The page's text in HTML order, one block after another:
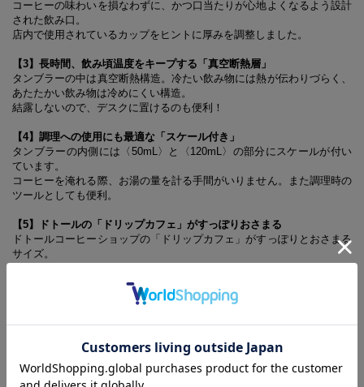
コーヒーの味わいを損なわずに、かつ口当たりが心地よくなるよう設計
された飲み口。
店内で使用されているカップをヒントに厚みを調整しました。
【3】長時間、飲み頃温度をキープする「真空断熱層」
タンブラーの中は真空断熱構造。冷たい飲み物には熱が伝わりづらく、
あたたかい飲み物は冷めにくい構造。
結露しないので、デスクに置けるのも便利 ！
【4】調理への使用にも最適な「スケール付き」
タンブラーの内側には 〈50mL〉 と 〈120mL〉の部分にスケールが付い
ています。
コーヒーを淹れる際、お湯の量を計る手間がいりません。また調理時の
ツールとしても便利。
【5】ドトールの「ドリップカフェ」がすっぽりおさまる
ドトールコーヒーショップの「ドリップカフェ」がすっぽりとおさまる
サイズ。
ナチュラルでクリーンなホワイトに、ドトールとモズのロゴが際立つ洗
練されたデザイ ンが特徴。
男女問わず、使いやすいデザインを目指しました。